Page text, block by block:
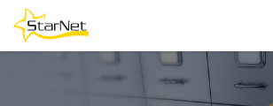
Sari la conținut